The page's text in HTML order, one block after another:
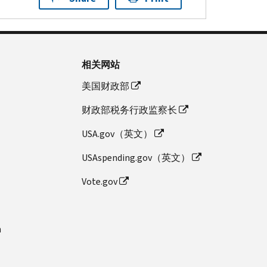
相关网站
美国财政部
财政部税务行政监察长
USA.gov（英文）
USAspending.gov（英文）
Vote.gov